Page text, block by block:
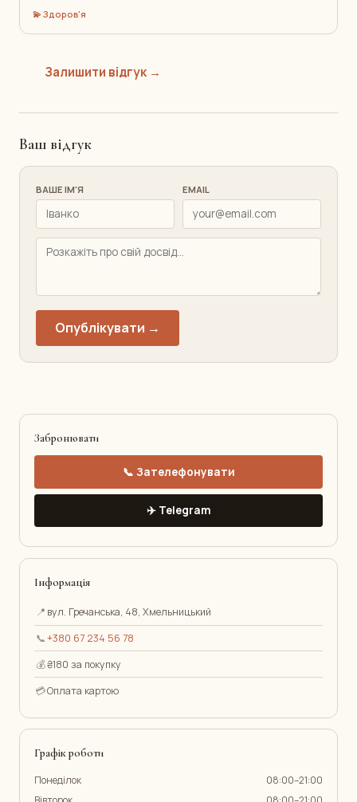
💫 Здоров'я
Залишити відгук →
Ваш відгук
ВАШЕ ІМ'Я EMAIL
Опублікувати →
Забронювати
📞 Зателефонувати
✈️ Telegram
Інформація
📍 вул. Гречанська, 48, Хмельницький
📞+380 67 234 56 78
💰₴180 за покупку
💳Оплата картою
Графік роботи
Понеділок
08:00–21:00